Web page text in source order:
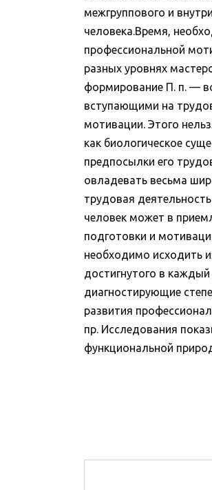
межгруппового и
человека.Время,
профессиональной
разных уровнях
формирование П. п. —
вступающими на
мотивации. Этого
как биологическое
предпосылки его
овладевать весьма
трудовая
человек может в
подготовки и
необходимо исходить
достигнутого в
диагностирующие
развития
пр. Исследования
функциональной